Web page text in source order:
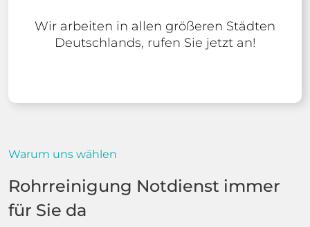
Wir arbeiten in allen größeren Städten
Deutschlands, rufen Sie jetzt an!
Warum uns wählen
Rohrreinigung Notdienst immer
für Sie da